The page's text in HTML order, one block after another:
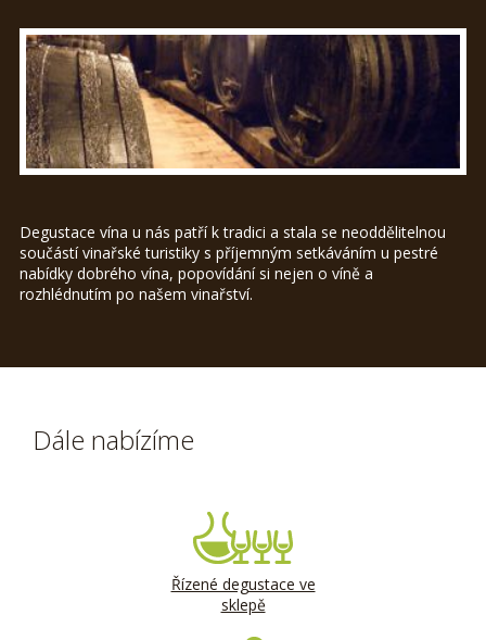
Degustace vína u nás patří k tradici a stala se neoddělitelnou
součástí vinařské turistiky s příjemným setkáváním u pestré
nabídky dobrého vína, popovídání si nejen o víně a
rozhlédnutím po našem vinařství.
Dále nabízíme
Řízené degustace ve
sklepě